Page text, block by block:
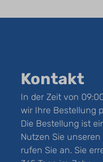
Kontakt
In der Zeit von
wir Ihre Bestellung
Die Bestellung ist
Nutzen Sie
rufen Sie an. Sie